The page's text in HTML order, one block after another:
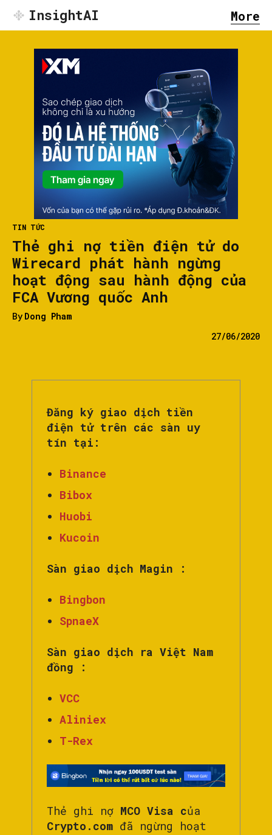
InsightAI More
TIN TỨC
Thẻ ghi nợ tiền điện tử do
Wirecard phát hành ngừng
hoạt động sau hành động của
FCA Vương quốc Anh
By Dong Pham
27/06/2020
Đăng ký giao dịch tiền
điện tử trên các sàn uy
tín tại:
Binance
Bibox
Huobi
Kucoin
Sàn giao dịch Magin :
Bingbon
SpnaeX
Sàn giao dịch ra Việt Nam
đồng :
VCC
Aliniex
T-Rex
Thẻ ghi nợ MCO Visa của
Crypto.com đã ngừng hoạt